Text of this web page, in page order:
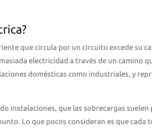
que circula por un circuito excede su
electricidad a través de un camino
domésticas como industriales, y
instalaciones, que las sobrecargas
Lo que pocos consideran es que cada